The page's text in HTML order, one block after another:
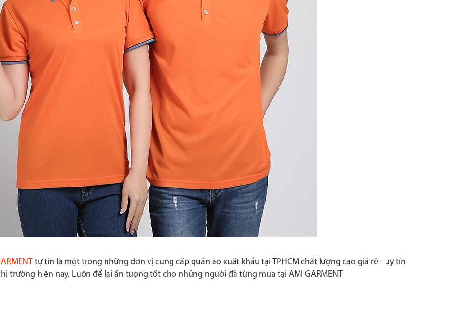
tự tin là một trong những đơn vị cung cấp quần áo xuất khẩu tại TPHCM chất lượng cao giá rẻ - uy tín
trường hiện nay. Luôn để lại ấn tượng tốt cho những người đã từng mua tại AMI GARMENT